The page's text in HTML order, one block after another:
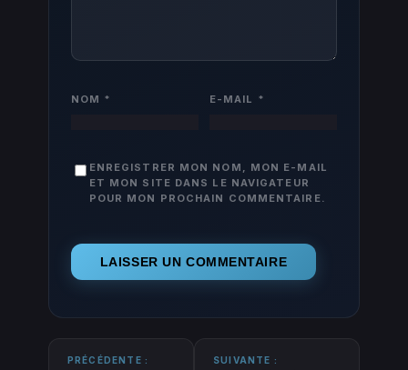
NOM * E-MAIL *
ENREGISTRER MON NOM, MON E-MAIL
ET MON SITE DANS LE NAVIGATEUR
POUR MON PROCHAIN COMMENTAIRE.
PRÉCÉDENTE : SUIVANTE :